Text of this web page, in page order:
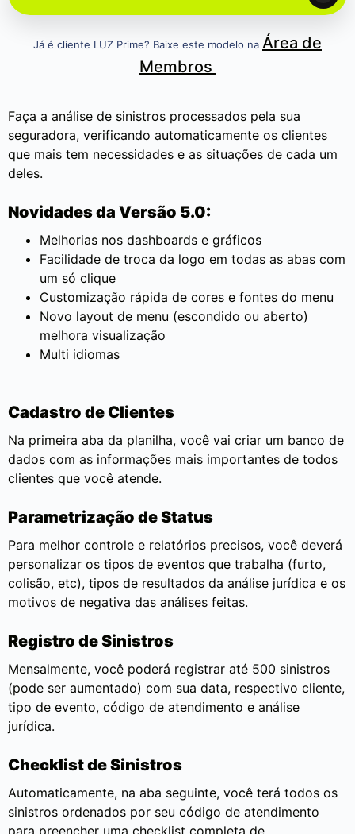
Já é cliente LUZ Prime? Baixe este modelo na Área de
Membros
Faça a análise de sinistros processados pela sua
seguradora, verificando automaticamente os clientes
que mais tem necessidades e as situações de cada um
deles.
Novidades da Versão 5.0:
Melhorias nos dashboards e gráficos
Facilidade de troca da logo em todas as abas com
um só clique
Customização rápida de cores e fontes do menu
Novo layout de menu (escondido ou aberto)
melhora visualização
Multi idiomas
Cadastro de Clientes
Na primeira aba da planilha, você vai criar um banco de
dados com as informações mais importantes de todos
clientes que você atende.
Parametrização de Status
Para melhor controle e relatórios precisos, você deverá
personalizar os tipos de eventos que trabalha (furto,
colisão, etc), tipos de resultados da análise jurídica e os
motivos de negativa das análises feitas.
Registro de Sinistros
Mensalmente, você poderá registrar até 500 sinistros
(pode ser aumentado) com sua data, respectivo cliente,
tipo de evento, código de atendimento e análise
jurídica.
Checklist de Sinistros
Automaticamente, na aba seguinte, você terá todos os
sinistros ordenados por seu código de atendimento
para preencher uma checklist completa de